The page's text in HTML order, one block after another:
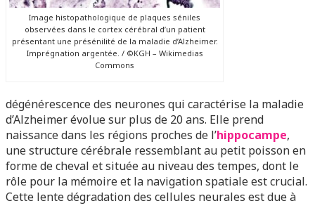
Image histopathologique de plaques séniles
observées dans le cortex cérébral d’un patient
présentant une présénilité de la maladie d’Alzheimer.
Imprégnation argentée. / ©KGH – Wikimedias
Commons
dégénérescence des neurones qui caractérise la maladie
d’Alzheimer évolue sur plus de 20 ans. Elle prend
naissance dans les régions proches de l’hippocampe,
une structure cérébrale ressemblant au petit poisson en
forme de cheval et située au niveau des tempes, dont le
rôle pour la mémoire et la navigation spatiale est crucial.
Cette lente dégradation des cellules neurales est due à